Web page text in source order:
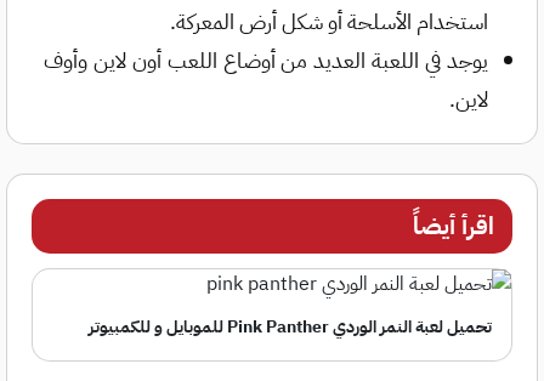
استخدام الأسلحة أو شكل أرض المعركة.
يوجد في اللعبة العديد من أوضاع اللعب أون لاين وأوف
لاين.
اقرأ أيضاً
تحميل لعبة النمر الوردي Pink Panther للموبايل و للكمبيوتر